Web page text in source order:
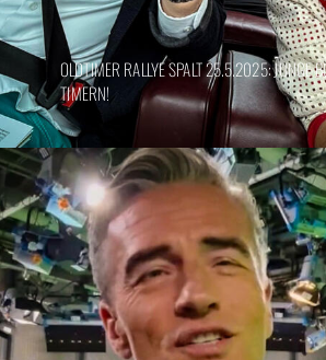
OLDTIMER RALLYE SPALT 25.5.2025: JUNGE
TIMERN!